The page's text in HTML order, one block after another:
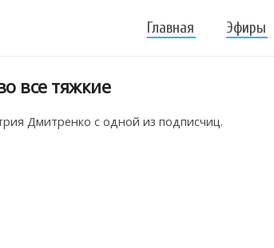
Главная Эфиры
все тяжкие
Дмитренко с одной из подписчиц.